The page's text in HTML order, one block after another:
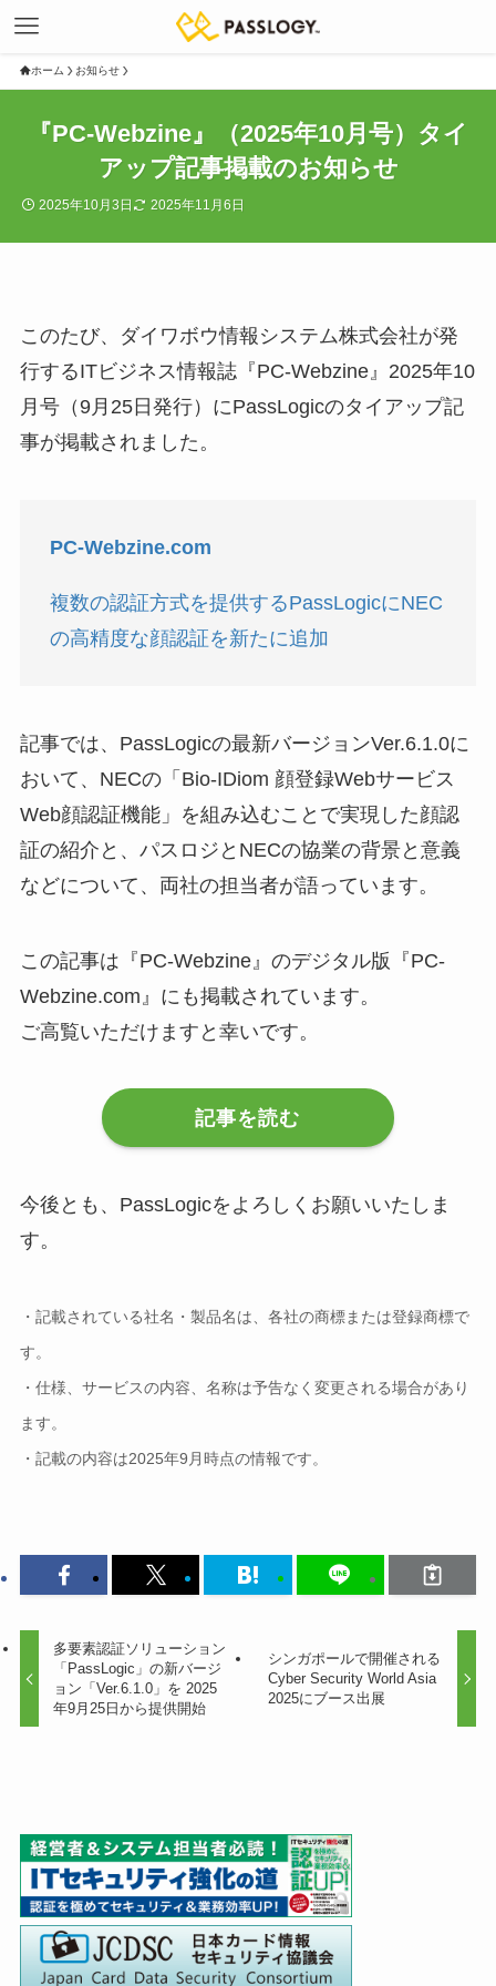
ホーム お知らせ
『PC-Webzine』（2025年10月号）タイ
アップ記事掲載のお知らせ
2025年10月3日 2025年11月6日
このたび、ダイワボウ情報システム株式会社が発
行するITビジネス情報誌『PC-Webzine』2025年10
月号（9月25日発行）にPassLogicのタイアップ記
事が掲載されました。
PC-Webzine.com
複数の認証方式を提供するPassLogicにNEC
の高精度な顔認証を新たに追加
記事では、PassLogicの最新バージョンVer.6.1.0に
おいて、NECの「Bio-IDiom 顔登録Webサービス
Web顔認証機能」を組み込むことで実現した顔認
証の紹介と、パスロジとNECの協業の背景と意義
などについて、両社の担当者が語っています。
この記事は『PC-Webzine』のデジタル版『PC-
Webzine.com』にも掲載されています。
ご高覧いただけますと幸いです。
記事を読む
今後とも、PassLogicをよろしくお願いいたしま
す。
・記載されている社名・製品名は、各社の商標または登録商標で
す。
・仕様、サービスの内容、名称は予告なく変更される場合があり
ます。
・記載の内容は2025年9月時点の情報です。
多要素認証ソリューション
「PassLogic」の新バージ
ョン「Ver.6.1.0」を 2025
年9月25日から提供開始
シンガポールで開催される
Cyber Security World Asia
2025にブース出展